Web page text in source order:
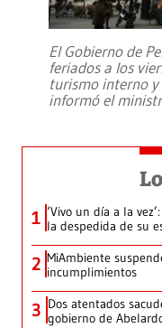
El Gobierno de
feriados a los
turismo interno
informó el
1 ‘Vivo un día a la
la despedida de su
2 MiAmbiente
incumplimientos
3 Dos atentados
gobierno de